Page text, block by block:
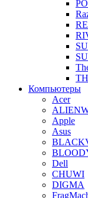
Компьютеры
Acer
Apple
Asus
Dell
CHUWI
DIGMA